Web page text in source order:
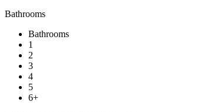
Bathrooms
Bathrooms
1
2
3
4
5
6+